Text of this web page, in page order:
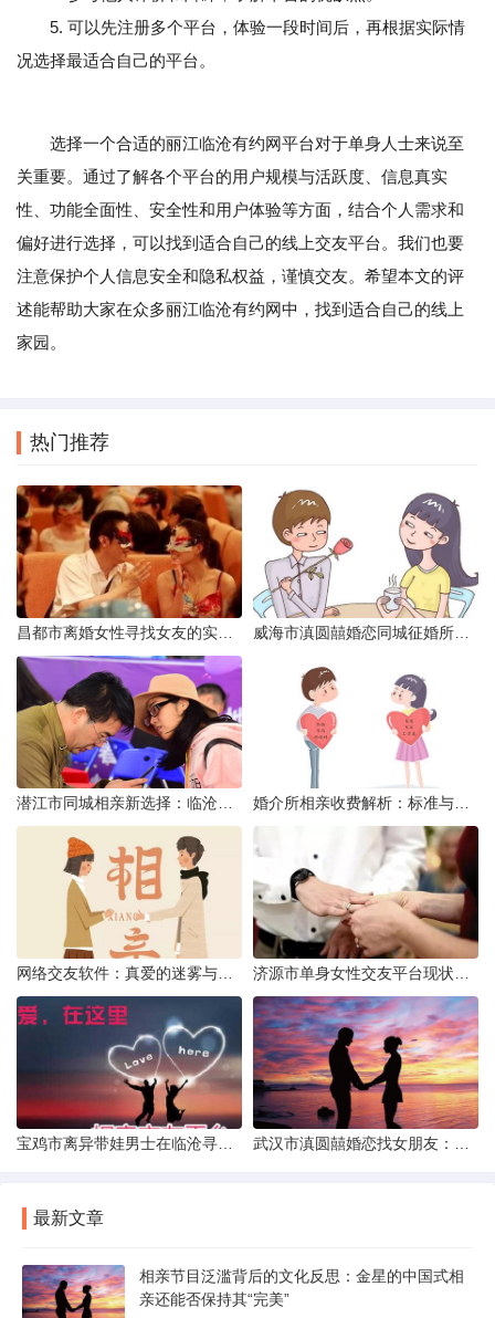
5. 可以先注册多个平台，体验一段时间后，再根据实际情
况选择最适合自己的平台。
选择一个合适的丽江临沧有约网平台对于单身人士来说至
关重要。通过了解各个平台的用户规模与活跃度、信息真实
性、功能全面性、安全性和用户体验等方面，结合个人需求和
偏好进行选择，可以找到适合自己的线上交友平台。我们也要
注意保护个人信息安全和隐私权益，谨慎交友。希望本文的评
述能帮助大家在众多丽江临沧有约网中，找到适合自己的线上
家园。
热门推荐
最新文章
相亲节目泛滥背后的文化反思：金星的中国式相
亲还能否保持其“完美”